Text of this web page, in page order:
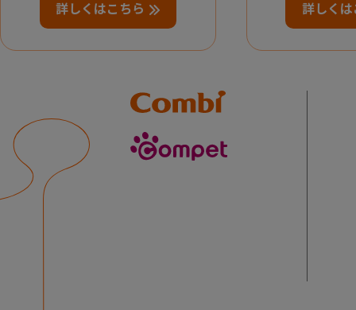
詳しくはこちら 詳しくは
Combi